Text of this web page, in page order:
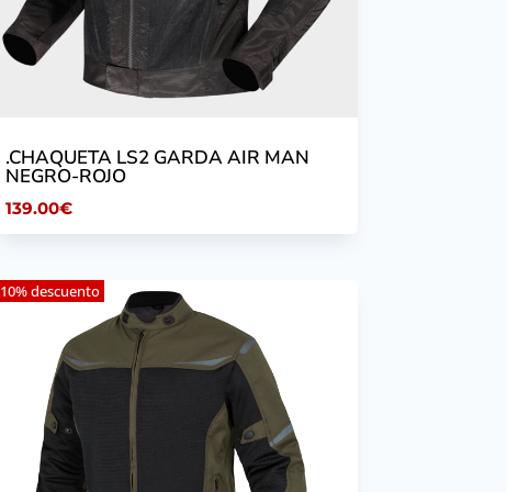
.CHAQUETA LS2 GARDA AIR MAN
NEGRO-ROJO
139.00€
10% descuento